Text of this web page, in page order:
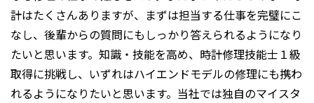
計はたくさんありますが、まずは担当する仕事を完璧にこ
なし、後輩からの質問にもしっかり答えられるようになり
たいと思います。知識・技能を高め、時計修理技能士１級
取得に挑戦し、いずれはハイエンドモデルの修理にも携わ
れるようになりたいと思います。当社では独自のマイスタ